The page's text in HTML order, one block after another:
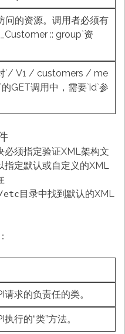
问的资源。调用者必须有
:: group`资
`/ V1 / customers / me
GET调用中，需要`id`参
必须指定验证XML架构文
指定默认或自定义的XML
etc 目录中找到默认的XML
请求的负责任的类。
行的“类”方法。